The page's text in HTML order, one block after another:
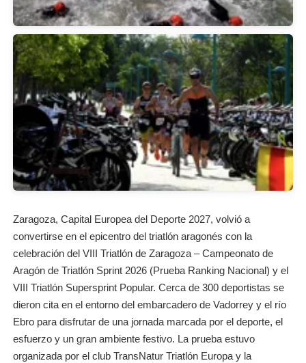
Zaragoza, Capital Europea del Deporte 2027, volvió a
convertirse en el epicentro del triatlón aragonés con la
celebración del VIII Triatlón de Zaragoza – Campeonato de
Aragón de Triatlón Sprint 2026 (Prueba Ranking Nacional) y el
VIII Triatlón Supersprint Popular. Cerca de 300 deportistas se
dieron cita en el entorno del embarcadero de Vadorrey y el río
Ebro para disfrutar de una jornada marcada por el deporte, el
esfuerzo y un gran ambiente festivo. La prueba estuvo
organizada por el club TransNatur Triatlón Europa y la